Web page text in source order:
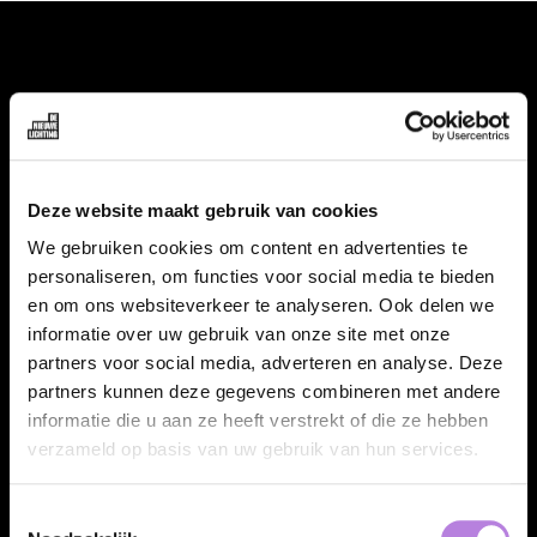
Deze website maakt gebruik van cookies
We gebruiken cookies om content en advertenties te
personaliseren, om functies voor social media te bieden
en om ons websiteverkeer te analyseren. Ook delen we
informatie over uw gebruik van onze site met onze
partners voor social media, adverteren en analyse. Deze
partners kunnen deze gegevens combineren met andere
informatie die u aan ze heeft verstrekt of die ze hebben
verzameld op basis van uw gebruik van hun services.
WERKGEVERS
Vraag een offerte aan
Specialisaties
Talentpool
VACATURES
Alle vacatures